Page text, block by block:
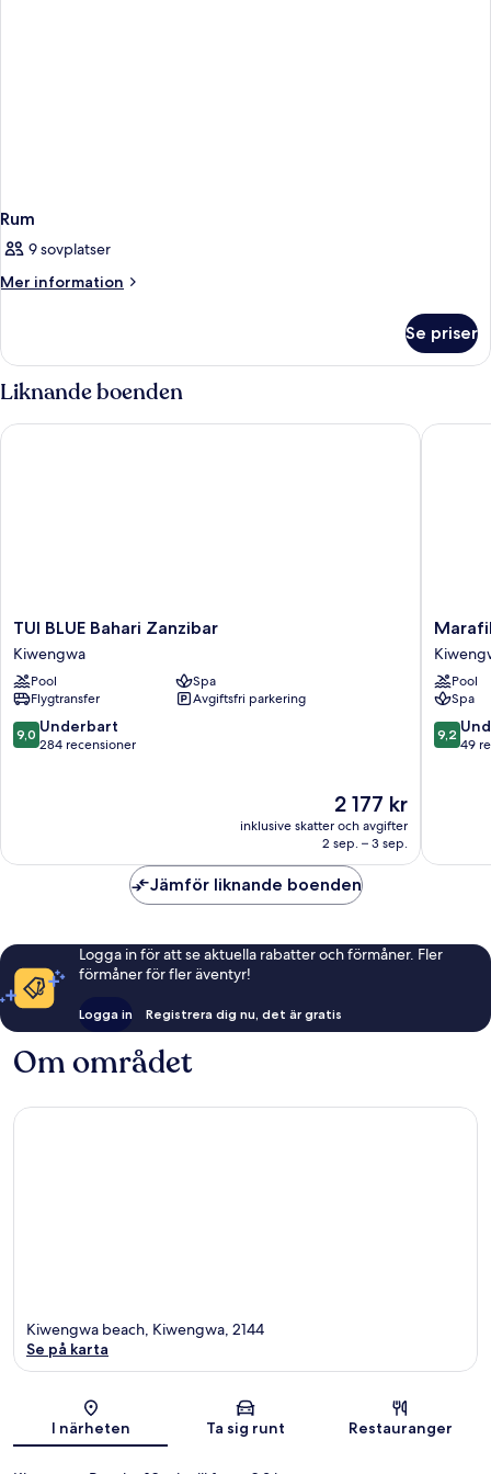
Rum
9 sovplatser
Mer information
Mer
Se priser
Liknande boenden
TUI
BLUE
Bahari
Zanzibar
Kiwengwa
TUI BLUE Bahari Zanzibar
Kiwengwa
Pool
Spa
Flygtransfer
Avgiftsfri parkering
9.0
av
9,0 Underbart
284 recensioner
Priset
är
2 177 kr
2 177 kr
inklusive skatter och avgifter
2 sep. – 3 sep.
TUI BLUE Bahari Zanzibar
Marafiki
Pool
Spa
9.2
av
9,2
49
Marafiki
Jämför liknande boenden
Logga in för att se aktuella rabatter och förmåner. Fler
förmåner för fler äventyr!
Logga in Registrera dig nu, det är gratis
Om området
Karta
Kiwengwa beach, Kiwengwa, 2144
Se på karta
I närheten Ta sig runt Restauranger